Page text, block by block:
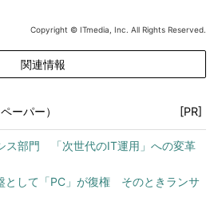
Copyright © ITmedia, Inc. All Rights Reserved.
関連情報
ーパー） [PR]
ス部門 「次世代のIT運用」への変革
として「PC」が復権 そのときランサ